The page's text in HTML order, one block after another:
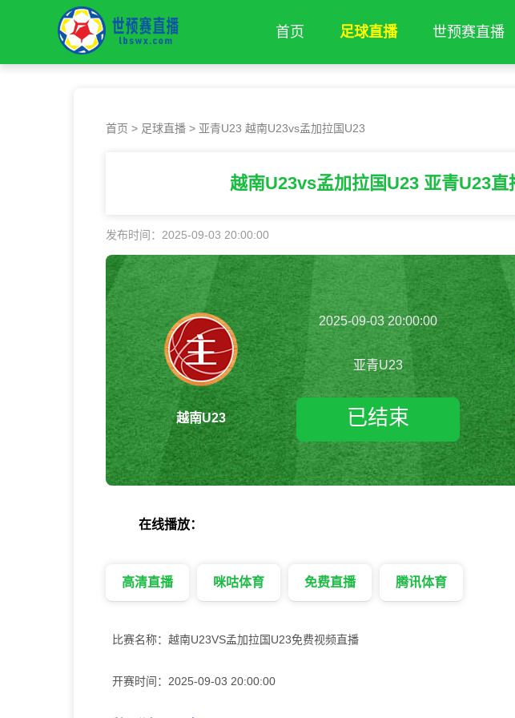
首页 足球直播 世预赛直播
首页 > 足球直播 > 亚青U23 越南U23vs孟加拉国U23
越南U23vs孟加拉国U23 亚青U23直
发布时间：2025-09-03 20:00:00
越南U23
2025-09-03 20:00:00
亚青U23
已结束
在线播放：
高清直播 咪咕体育 免费直播 腾讯体育
比赛名称： 越南U23VS孟加拉国U23免费视频直播
开赛时间： 2025-09-03 20:00:00